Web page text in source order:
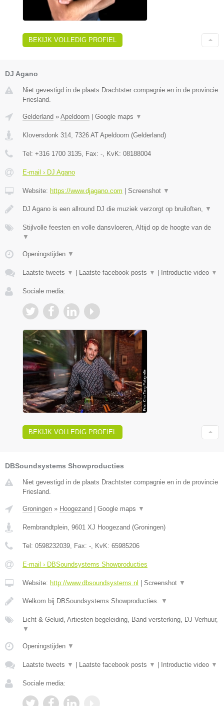
BEKIJK VOLLEDIG PROFIEL
DJ Agano
Niet gevestigd in de plaats Drachtster compagnie en in de provincie
Friesland.
Gelderland » Apeldoorn Google maps ▼
Kloversdonk 314, 7326 AT Apeldoorn (Gelderland)
Tel: +316 1700 3135, Fax: -, KvK: 08188004
E-mail › DJ Agano
Website: https://www.djagano.com Screenshot ▼
DJ Agano is een allround DJ die muziek verzorgt op bruiloften, ▼
Stijlvolle feesten en volle dansvloeren, Altijd op de hoogte van de
▼
Openingstijden ▼
Laatste tweets ▼ Laatste facebook posts ▼ Introductie video ▼
Sociale media:
BEKIJK VOLLEDIG PROFIEL
DBSoundsystems Showproducties
Niet gevestigd in de plaats Drachtster compagnie en in de provincie
Friesland.
Groningen » Hoogezand Google maps ▼
Rembrandtplein 9601 XJ Hoogezand (Groningen)
Tel: 0598232039 , Fax: - , KvK: 65985206
E-mail › DBSoundsystems Showproducties
Website: http://www.dbsoundsystems.nl Screenshot ▼
Welkom bij DBSoundsystems Showproducties. ▼
Licht & Geluid, Artiesten begeleiding, Band versterking, DJ Verhuur,
▼
Openingstijden ▼
Laatste tweets ▼ Laatste facebook posts ▼ Introductie video ▼
Sociale media: